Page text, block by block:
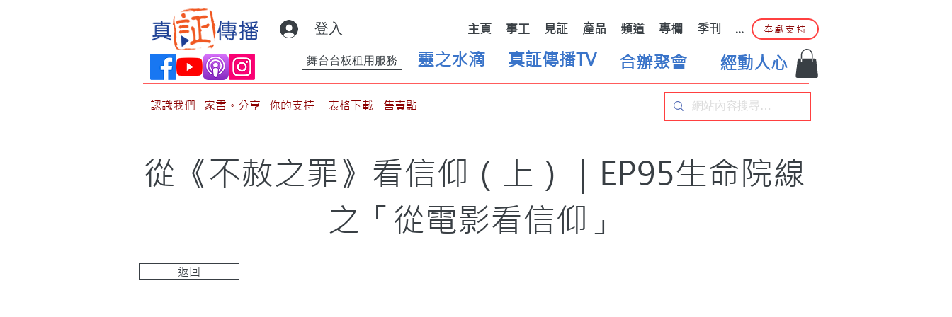
登入 主頁 事工 見証 產品 頻道 專欄 季刊 ... 奉獻支持
靈之水滴
舞台台板租用服務 真証傳播TV 合辦聚會 經動人心
認識我們 家書。分享 你的支持 表格下載 售賣點
從《不赦之罪》看信仰（上）｜EP95生命院線
之「從電影看信仰」
返回